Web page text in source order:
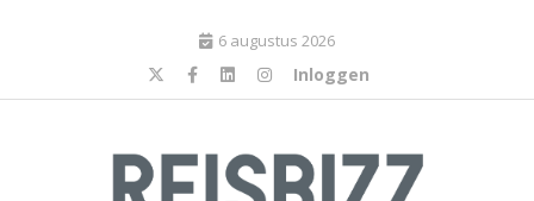
6 augustus 2026
Inloggen